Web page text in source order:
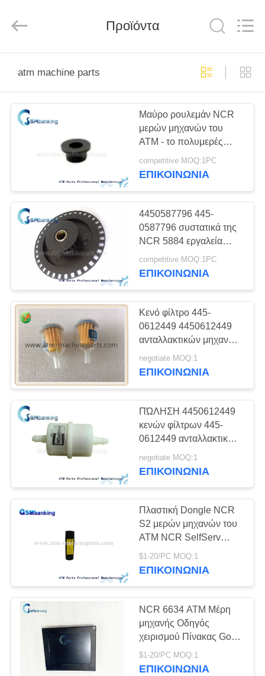
ΠΡΟΪΌΝΤΑ
ΠΕΡΊΠΟΥ
ΓΎΡΟΣ
ΕΡΓΟΣΤΑΣΊΩΝ
ΠΟΙΟΤΙΚΌΣ
ΈΛΕΓΧΟΣ
ΜΑΣ
ΕΛΆΤΕ
ΣΕ
ΕΠΑΦΉ
ΜΕ
ΕΙΔΉΣΕΙΣ
ΖΗΤΉΣΤΕ
ΈΝΑ
ΑΠΌΣΠΑΣΜΑ
SITEMAP
PRIVACY
POLICY
Trade
Co.,Ltd..
Προϊόντα
atm machine parts
Μαύρο ρουλεμάν NCR
μερών μηχανών του
ATM - το πολυμερές
σώμα έβαλε φλάντζα σε
445-0664856
competitive MOQ:1PC
ΕΠΙΚΟΙΝΩΝΊΑ
4450587796 445-
0587796 συστατικά της
NCR 5884 εργαλεία
48T/18T μηχανών του
ATM τροχαλιών
competitive MOQ:1PC
ΕΠΙΚΟΙΝΩΝΊΑ
Κενό φίλτρο 445-
0612449 4450612449
ανταλλακτικών μηχανών
NCR ATM
negotiate MOQ:1
ΕΠΙΚΟΙΝΩΝΊΑ
ΠΏΛΗΣΗ 4450612449
κενών φίλτρων 445-
0612449 ανταλλακτικών
μηχανών NCR ATM
ΚΑΥΤΉ
negotiate MOQ:1
ΕΠΙΚΟΙΝΩΝΊΑ
Πλαστική Dongle NCR
S2 μερών μηχανών του
ATM NCR SelfServ
6622 Personas Ukey
βασικό σκληρό πιάτο
$1-20/PC MOQ:1
ΕΠΙΚΟΙΝΩΝΊΑ
NCR 6634 ATM Μέρη
μηχανής Οδηγός
χειρισμού Πίνακας Gop
S8 ATM Εμφάνιση
0090025942
$1-20/PC MOQ:1
ΕΠΙΚΟΙΝΩΝΊΑ